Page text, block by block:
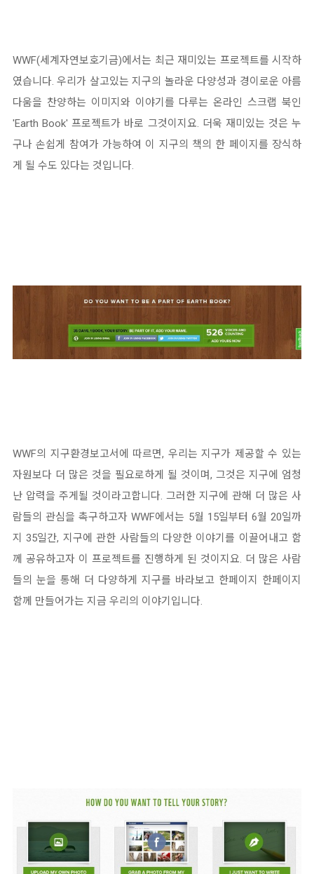
WWF(세계자연보호기금)에서는 최근 재미있는 프로젝트를 시작하
였습니다. 우리가 살고있는 지구의 놀라운 다양성과 경이로운 아름
다움을 찬양하는 이미지와 이야기를 다루는 온라인 스크랩 북인
'Earth Book' 프로젝트가 바로 그것이지요. 더욱 재미있는 것은 누
구나 손쉽게 참여가 가능하여 이 지구의 책의 한 페이지를 장식하
게 될 수도 있다는 것입니다.
WWF의 지구환경보고서에 따르면, 우리는 지구가 제공할 수 있는
자원보다 더 많은 것을 필요로하게 될 것이며, 그것은 지구에 엄청
난 압력을 주게될 것이라고합니다. 그러한 지구에 관해 더 많은 사
람들의 관심을 촉구하고자 WWF에서는 5월 15일부터 6월 20일까
지 35일간, 지구에 관한 사람들의 다양한 이야기를 이끌어내고 함
께 공유하고자 이 프로젝트를 진행하게 된 것이지요. 더 많은 사람
들의 눈을 통해 더 다양하게 지구를 바라보고 한페이지 한페이지
함께 만들어가는 지금 우리의 이야기입니다.